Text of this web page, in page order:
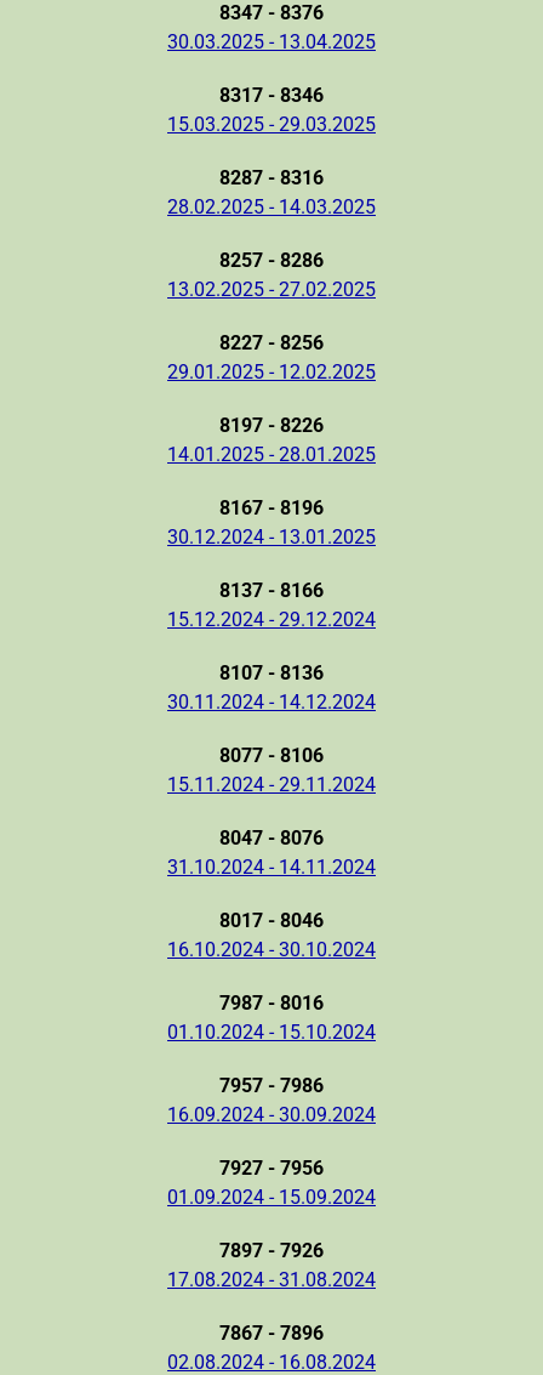
8347 - 8376
30.03.2025 - 13.04.2025
8317 - 8346
15.03.2025 - 29.03.2025
8287 - 8316
28.02.2025 - 14.03.2025
8257 - 8286
13.02.2025 - 27.02.2025
8227 - 8256
29.01.2025 - 12.02.2025
8197 - 8226
14.01.2025 - 28.01.2025
8167 - 8196
30.12.2024 - 13.01.2025
8137 - 8166
15.12.2024 - 29.12.2024
8107 - 8136
30.11.2024 - 14.12.2024
8077 - 8106
15.11.2024 - 29.11.2024
8047 - 8076
31.10.2024 - 14.11.2024
8017 - 8046
16.10.2024 - 30.10.2024
7987 - 8016
01.10.2024 - 15.10.2024
7957 - 7986
16.09.2024 - 30.09.2024
7927 - 7956
01.09.2024 - 15.09.2024
7897 - 7926
17.08.2024 - 31.08.2024
7867 - 7896
02.08.2024 - 16.08.2024